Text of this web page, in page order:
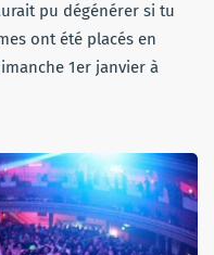
pu dégénérer si tu
ont été placés en
1er janvier à